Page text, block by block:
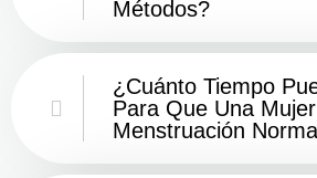
Métodos?
¿Cuánto Tiempo
Para Que Una
Menstruación